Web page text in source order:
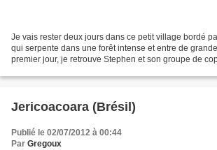
Je vais rester deux jours dans ce petit village bordé
qui serpente dans une forêt intense et entre de
premier jour, je retrouve Stephen et son groupe de
Jericoacoara (Brésil)
Publié le 02/07/2012 à 00:44
Par Gregoux